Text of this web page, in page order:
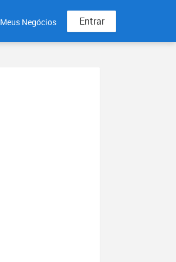
Meus Negócios Entrar